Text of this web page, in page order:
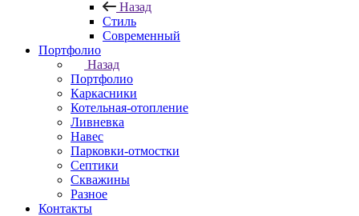
Назад
Стиль
Современный
Портфолио
Назад
Портфолио
Каркасники
Котельная-отопление
Ливневка
Навес
Парковки-отмостки
Септики
Скважины
Разное
Контакты